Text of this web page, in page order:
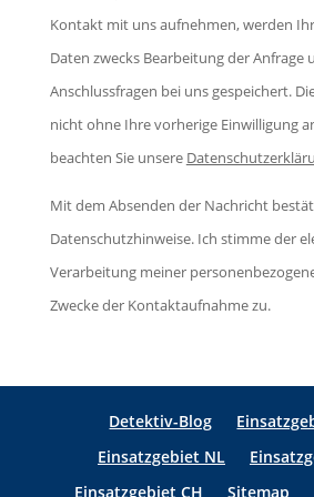
F
e
l
d
l
e
e
r
.
i
e
s
e
s
e
l
d
l
e
s
s
e
d
i
e
s
e
s
Kontakt mit uns aufnehmen, werden
Daten zwecks Bearbeitung der Anfrage
Anschlussfragen bei uns gespeichert.
nicht ohne Ihre vorherige Einwilligung
beachten Sie unsere
Mit dem Absenden der Nachricht
Datenschutzhinweise. Ich stimme der
Verarbeitung meiner
Zwecke der Kontaktaufnahme zu.
Detektiv-Blog
Einsatzgebiet NL
Einsatzgebiet CH
Sitemap